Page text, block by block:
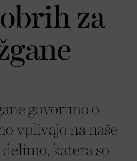
za
govorimo o
vplivajo na naše
katera so